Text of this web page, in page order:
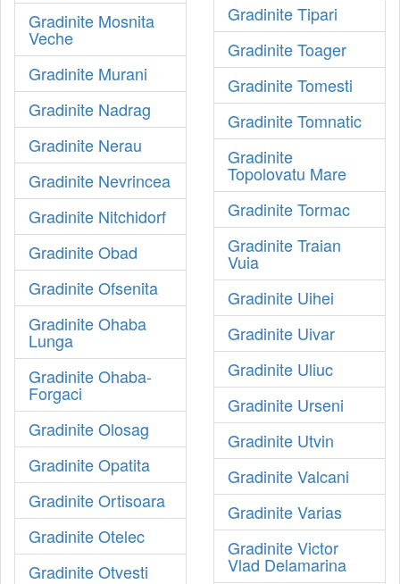
Gradinite Mosnita
Veche
Gradinite Murani
Gradinite Nadrag
Gradinite Nerau
Gradinite Nevrincea
Gradinite Nitchidorf
Gradinite Obad
Gradinite Ofsenita
Gradinite Ohaba
Lunga
Gradinite Ohaba-
Forgaci
Gradinite Olosag
Gradinite Opatita
Gradinite Ortisoara
Gradinite Otelec
Gradinite Otvesti
Gradinite Tipari
Gradinite Toager
Gradinite Tomesti
Gradinite Tomnatic
Gradinite
Topolovatu Mare
Gradinite Tormac
Gradinite Traian
Vuia
Gradinite Uihei
Gradinite Uivar
Gradinite Uliuc
Gradinite Urseni
Gradinite Utvin
Gradinite Valcani
Gradinite Varias
Gradinite Victor
Vlad Delamarina